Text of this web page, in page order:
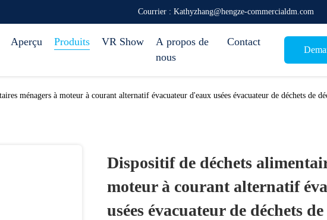
Courrier : Kathyzhang@hengze-commercialdm.com
Aperçu Produits VR Show
A propos de
nous
Contact
ménagers à moteur à courant alternatif évacuateur d'eaux usées évacuateur de déchets de
Dispositif de déchets
moteur à courant alternatif
usées évacuateur de déchets